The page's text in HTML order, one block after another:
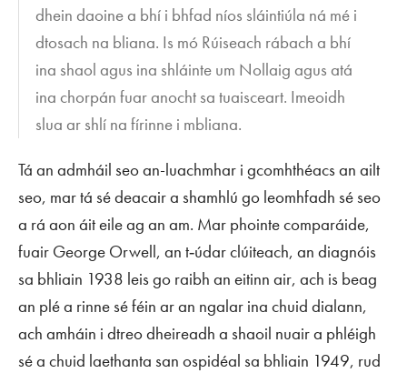
dhein daoine a bhí i bhfad níos sláintiúla ná mé i
dtosach na bliana. Is mó Rúiseach rábach a bhí
ina shaol agus ina shláinte um Nollaig agus atá
ina chorpán fuar anocht sa tuaisceart. Imeoidh
slua ar shlí na fírinne i mbliana.
Tá an admháil seo an-luachmhar i gcomhthéacs an ailt
seo, mar tá sé deacair a shamhlú go leomhfadh sé seo
a rá aon áit eile ag an am. Mar phointe comparáide,
fuair George Orwell, an t‑údar clúiteach, an diagnóis
sa bhliain 1938 leis go raibh an eitinn air, ach is beag
an plé a rinne sé féin ar an ngalar ina chuid dialann,
ach amháin i dtreo dheireadh a shaoil nuair a phléigh
sé a chuid laethanta san ospidéal sa bhliain 1949, rud